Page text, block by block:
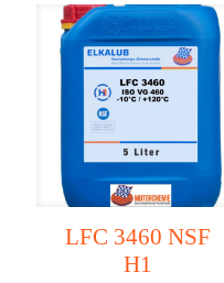
LFC 3460 NSF
H1